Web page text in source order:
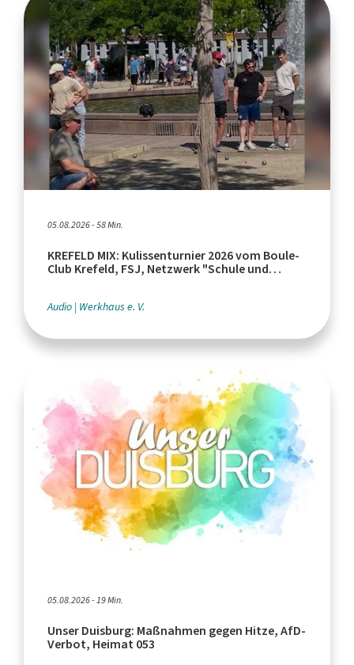
05.08.2026 - 58 Min.
KREFELD MIX: Kulissenturnier 2026 vom Boule-
Club Krefeld, FSJ, Netzwerk "Schule und
Audio Werkhaus e. V.
05.08.2026 - 19 Min.
Unser Duisburg: Maßnahmen gegen Hitze, AfD-
Verbot, Heimat 053